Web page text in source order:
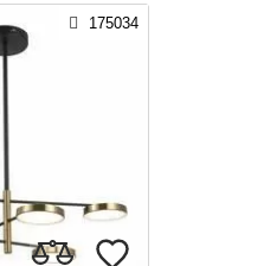
175034